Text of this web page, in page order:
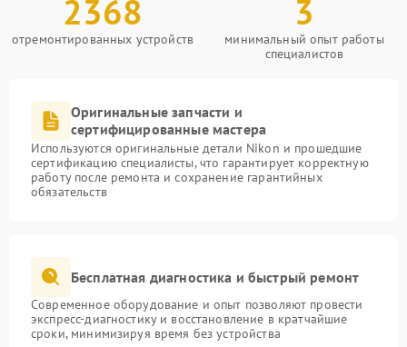
2368
отремонтированных устройств
3
минимальный опыт работы
специалистов
Оригинальные запчасти и
сертифицированные мастера
Используются оригинальные детали Nikon и прошедшие
сертификацию специалисты, что гарантирует корректную
работу после ремонта и сохранение гарантийных
обязательств
Бесплатная диагностика и быстрый ремонт
Современное оборудование и опыт позволяют провести
экспресс-диагностику и восстановление в кратчайшие
сроки, минимизируя время без устройства